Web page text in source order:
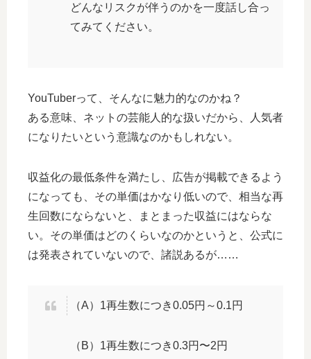
どんなリスクが伴うのかを一度話し合っ
てみてください。
YouTuberって、そんなに魅力的なのかね？
ある意味、ネットの芸能人的な扱いだから、人気者
になりたいという意識なのかもしれない。
収益化の最低条件を満たし、広告が掲載できるよう
になっても、その単価はかなり低いので、相当な再
生回数にならないと、まとまった収益にはならな
い。その単価はどのくらいなのかというと、公式に
は発表されていないので、諸説あるが……
（A）1再生数につき0.05円～0.1円
（B）1再生数につき0.3円〜2円